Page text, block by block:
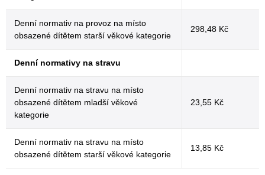
Denní normativ na provoz na místo
obsazené dítětem starší věkové kategorie
298,48 Kč
Denní normativy na stravu
Denní normativ na stravu na místo
obsazené dítětem mladší věkové
kategorie
23,55 Kč
Denní normativ na stravu na místo
obsazené dítětem starší věkové kategorie
13,85 Kč